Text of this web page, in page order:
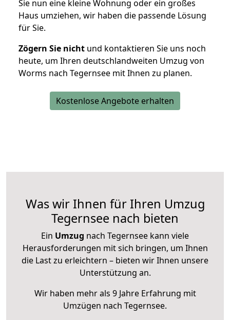
Sie nun eine kleine Wohnung oder ein großes
Haus umziehen, wir haben die passende Lösung
für Sie.
Zögern Sie nicht und kontaktieren Sie uns noch
heute, um Ihren deutschlandweiten Umzug von
Worms nach Tegernsee mit Ihnen zu planen.
Kostenlose Angebote erhalten
Was wir Ihnen für Ihren Umzug
Tegernsee nach bieten
Ein Umzug nach Tegernsee kann viele
Herausforderungen mit sich bringen, um Ihnen
die Last zu erleichtern – bieten wir Ihnen unsere
Unterstützung an.
Wir haben mehr als 9 Jahre Erfahrung mit
Umzügen nach Tegernsee.